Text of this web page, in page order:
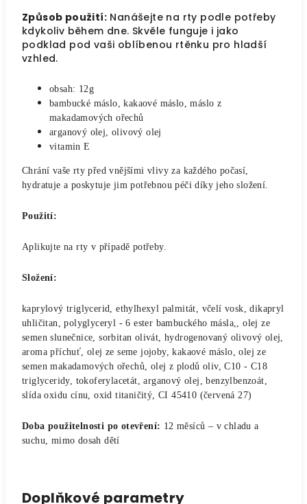
Způsob použití: Nanášejte na rty podle potřeby
kdykoliv během dne. Skvěle funguje i jako
podklad pod vaši oblíbenou rtěnku pro hladší
vzhled.
obsah: 12g
bambucké máslo, kakaové máslo, máslo z
makadamových ořechů
arganový olej, olivový olej
vitamin E
Chrání vaše rty před vnějšími vlivy za každého počasí,
hydratuje a poskytuje jim potřebnou péči díky jeho složení.
Použití:
Aplikujte na rty v případě potřeby.
Složení:
kaprylový triglycerid, ethylhexyl palmitát, včelí vosk, dikapryl
uhličitan, polyglyceryl - 6 ester bambuckého másla,, olej ze
semen slunečnice, sorbitan olivát, hydrogenovaný olivový olej,
aroma příchuť, olej ze seme jojoby, kakaové máslo, olej ze
semen makadamových ořechů, olej z plodů oliv, C10 - C18
triglyceridy, tokoferylacetát, arganový olej, benzylbenzoát,
slída oxidu cínu, oxid titaničitý, CI 45410 (červená 27)
Doba použitelnosti po otevření: 12 měsíců – v chladu a
suchu, mimo dosah dětí
Doplňkové parametry